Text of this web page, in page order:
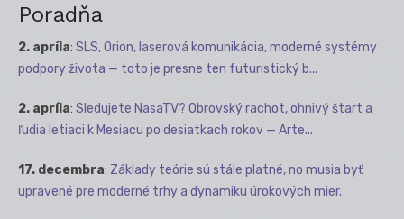
Poradňa
2. apríla: SLS, Orion, laserová komunikácia, moderné systémy
podpory života — toto je presne ten futuristický b...
2. apríla: Sledujete NasaTV? Obrovský rachot, ohnivý štart a
ľudia letiaci k Mesiacu po desiatkach rokov — Arte...
17. decembra: Základy teórie sú stále platné, no musia byť
upravené pre moderné trhy a dynamiku úrokových mier.